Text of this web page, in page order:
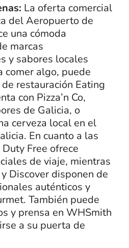
La oferta comercial
del Aeropuerto de
una cómoda
marcas
y sabores locales
comer algo, puede
restauración Eating
con Pizza’n Co,
de Galicia, o
cerveza local en el
En cuanto a las
Free ofrece
de viaje, mientras
Discover disponen de
auténticos y
También puede
y prensa en WHSmith
a su puerta de